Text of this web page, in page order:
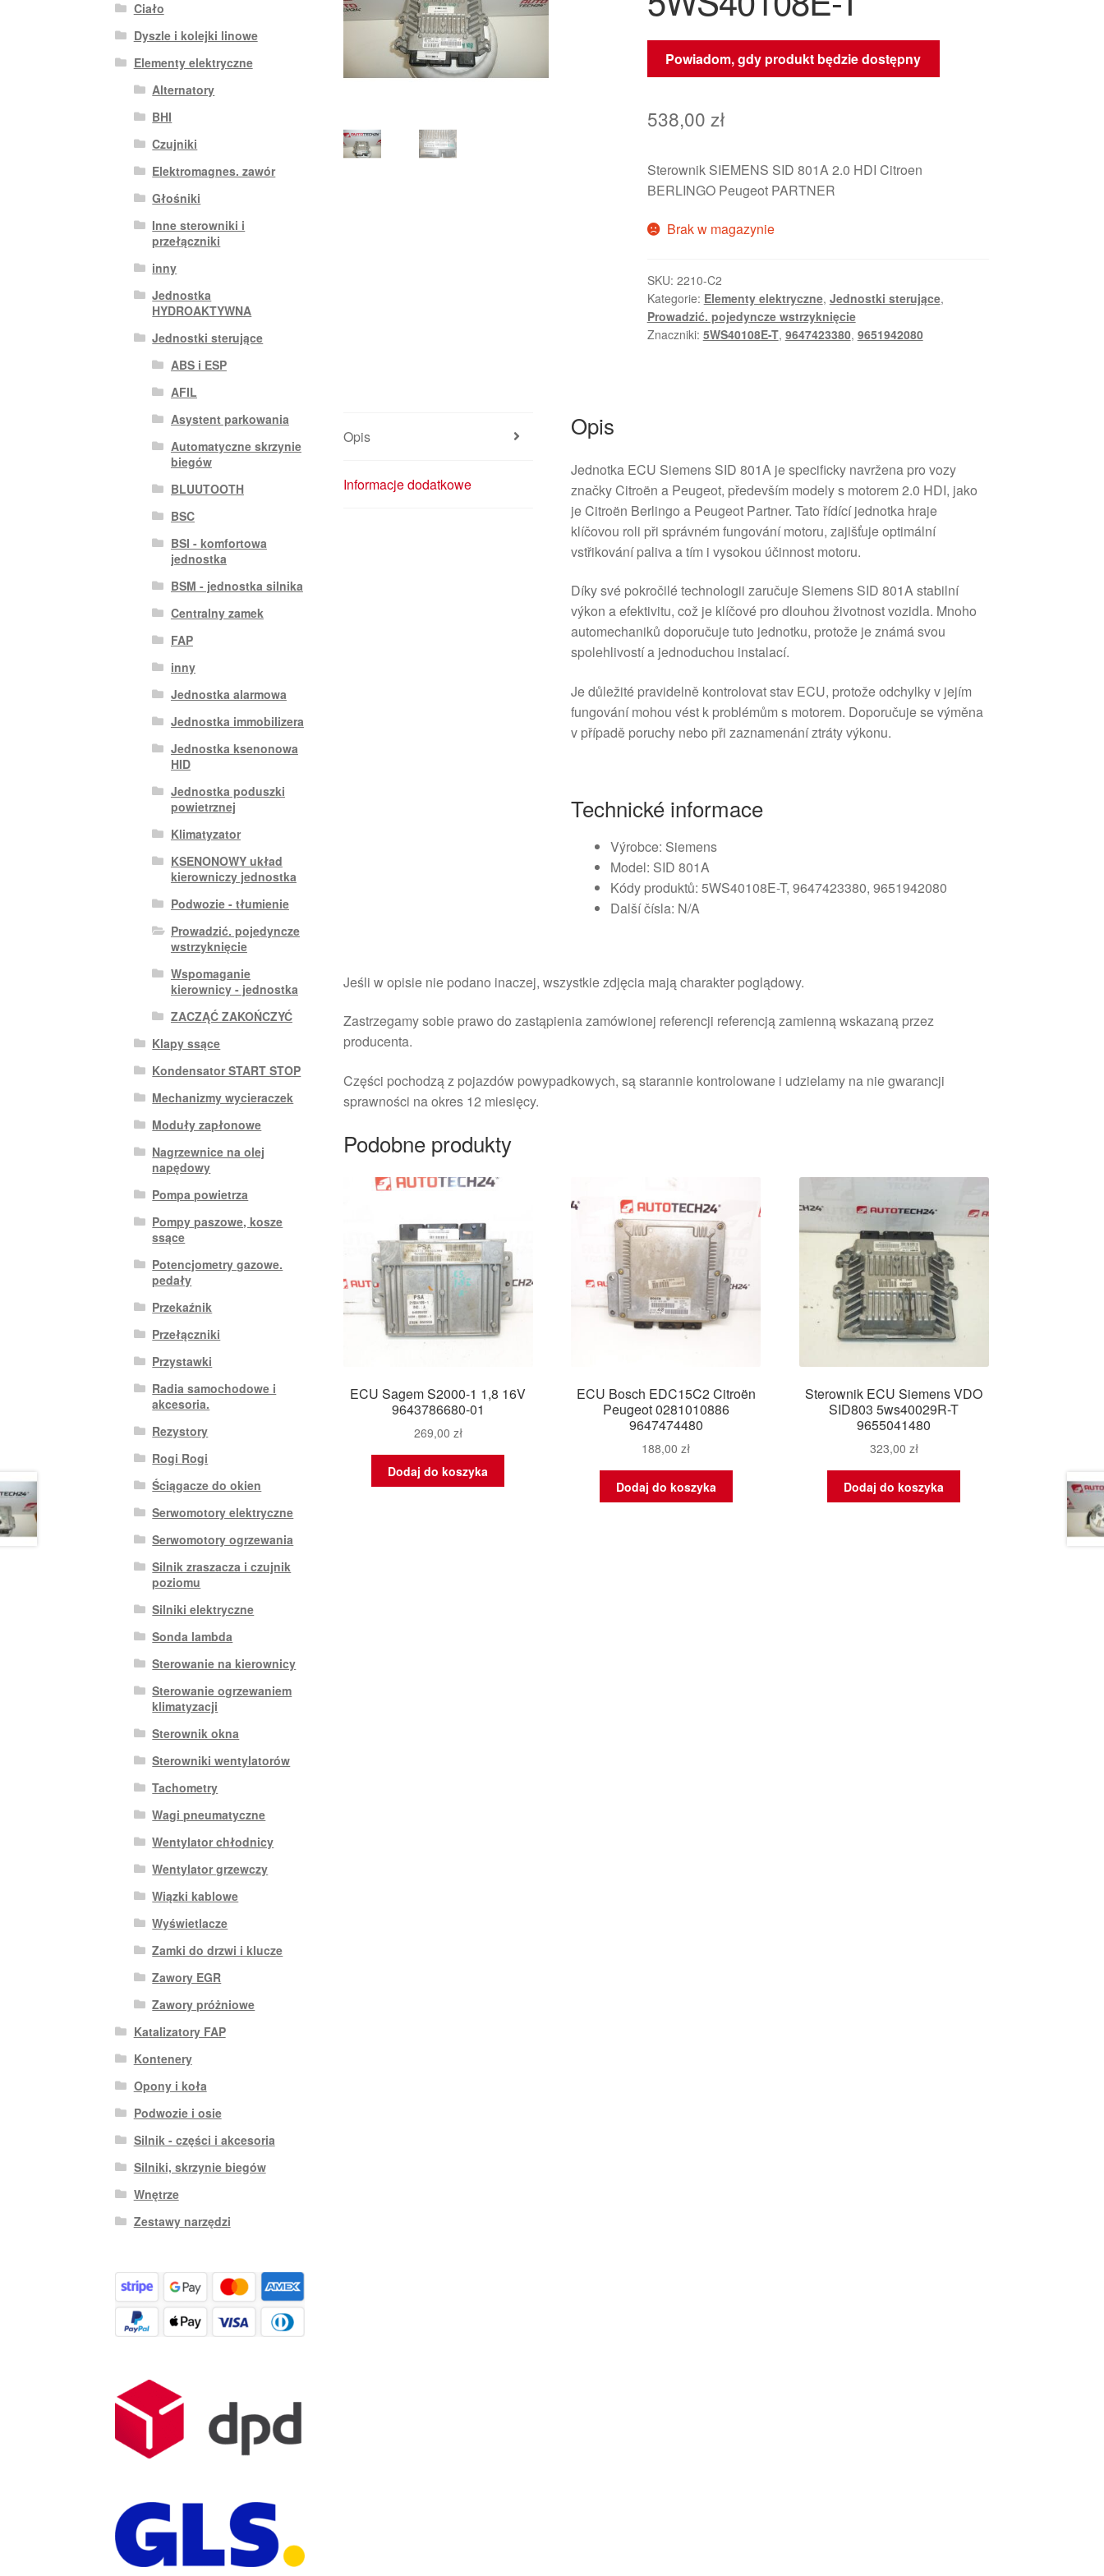
Powiadom, gdy produkt będzie dostępny
538,00 zł
Sterownik SIEMENS SID 801A 2.0 HDI Citroen
BERLINGO Peugeot PARTNER
Brak w magazynie
SKU: 2210-C2
Kategorie: Elementy elektryczne, Jednostki sterujące,
Prowadzić. pojedyncze wstrzyknięcie
Znaczniki: 5WS40108E-T, 9647423380, 9651942080
Opis
Informacje dodatkowe
Opis
Jednotka ECU Siemens SID 801A je specificky navržena pro vozy
značky Citroën a Peugeot, především modely s motorem 2.0 HDI, jako
je Citroën Berlingo a Peugeot Partner. Tato řídící jednotka hraje
klíčovou roli při správném fungování motoru, zajišťuje optimální
vstřikování paliva a tím i vysokou účinnost motoru.
Díky své pokročilé technologii zaručuje Siemens SID 801A stabilní
výkon a efektivitu, což je klíčové pro dlouhou životnost vozidla. Mnoho
automechaniků doporučuje tuto jednotku, protože je známá svou
spolehlivostí a jednoduchou instalací.
Je důležité pravidelně kontrolovat stav ECU, protože odchylky v jejím
fungování mohou vést k problémům s motorem. Doporučuje se výměna
v případě poruchy nebo při zaznamenání ztráty výkonu.
Technické informace
Výrobce: Siemens
Model: SID 801A
Kódy produktů: 5WS40108E-T, 9647423380, 9651942080
Další čísla: N/A
Jeśli w opisie nie podano inaczej, wszystkie zdjęcia mają charakter poglądowy.
Zastrzegamy sobie prawo do zastąpienia zamówionej referencji referencją zamienną wskazaną przez
producenta.
Części pochodzą z pojazdów powypadkowych, są starannie kontrolowane i udzielamy na nie gwarancji
sprawności na okres 12 miesięcy.
Podobne produkty
ECU Sagem S2000-1 1,8 16V
9643786680-01
269,00 zł
Dodaj do koszyka
ECU Bosch EDC15C2 Citroën
Peugeot 0281010886
9647474480
188,00zł
Dodaj do koszyka
Sterownik ECU Siemens VDO
SID803 5ws40029R-T
9655041480
323,00 zł
Dodaj do koszyka
Ciało
Dyszle i kolejki linowe
Elementy elektryczne
Alternatory
BHI
Czujniki
Elektromagnes. zawór
Głośniki
Inne sterowniki i
przełączniki
inny
Jednostka
HYDROAKTYWNA
Jednostki sterujące
ABS i ESP
AFIL
Asystent parkowania
Automatyczne skrzynie
biegów
BLUUTOOTH
BSC
BSI - komfortowa
jednostka
BSM - jednostka silnika
Centralny zamek
FAP
inny
Jednostka alarmowa
Jednostka immobilizera
Jednostka ksenonowa
HID
Jednostka poduszki
powietrznej
Klimatyzator
KSENONOWY układ
kierowniczy jednostka
Podwozie - tłumienie
Prowadzić. pojedyncze
wstrzyknięcie
Wspomaganie
kierownicy - jednostka
ZACZĄĆ ZAKOŃCZYĆ
Klapy ssące
Kondensator START STOP
Mechanizmy wycieraczek
Moduły zapłonowe
Nagrzewnice na olej
napędowy
Pompa powietrza
Pompy paszowe, kosze
ssące
Potencjometry gazowe.
pedały
Przekaźnik
Przełączniki
Przystawki
Radia samochodowe i
akcesoria.
Rezystory
Rogi Rogi
Ściągacze do okien
Serwomotory elektryczne
Serwomotory ogrzewania
Silnik zraszacza i czujnik
poziomu
Silniki elektryczne
Sonda lambda
Sterowanie na kierownicy
Sterowanie ogrzewaniem
klimatyzacji
Sterownik okna
Sterowniki wentylatorów
Tachometry
Wagi pneumatyczne
Wentylator chłodnicy
Wentylator grzewczy
Wiązki kablowe
Wyświetlacze
Zamki do drzwi i klucze
Zawory EGR
Zawory próżniowe
Katalizatory FAP
Kontenery
Opony i koła
Podwozie i osie
Silnik - części i akcesoria
Silniki, skrzynie biegów
Wnętrze
Zestawy narzędzi